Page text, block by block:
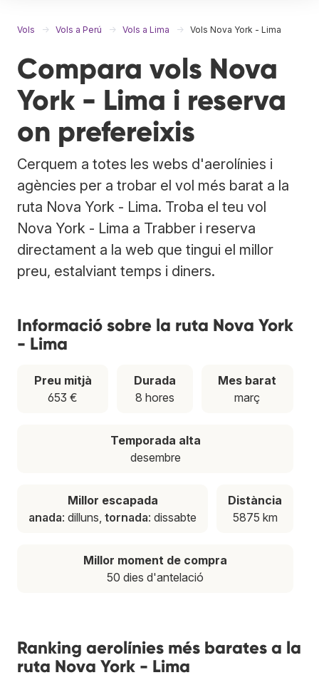
Vols Vols a Perú Vols a Lima Vols Nova York - Lima
Compara vols Nova
York - Lima i reserva
on prefereixis
Cerquem a totes les webs d'aerolínies i
agències per a trobar el vol més barat a la
ruta Nova York - Lima. Troba el teu vol
Nova York - Lima a Trabber i reserva
directament a la web que tingui el millor
preu, estalviant temps i diners.
Informació sobre la ruta Nova York
- Lima
Preu mitjà
653 €
Durada
8 hores
Mes barat
març
Temporada alta
desembre
Millor escapada
anada: dilluns, tornada: dissabte
Distància
5875 km
Millor moment de compra
50 dies d'antelació
Ranking aerolínies més barates a la
ruta Nova York - Lima